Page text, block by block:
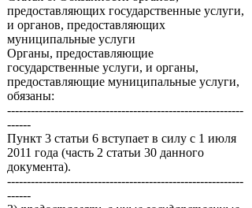
предоставляющих государственные услуги,
и органов, предоставляющих
муниципальные услуги
Органы, предоставляющие
государственные услуги, и органы,
предоставляющие муниципальные услуги,
обязаны:
------------------------------------------------------------
------
Пункт 3 статьи 6 вступает в силу с 1 июля
2011 года (часть 2 статьи 30 данного
документа).
------------------------------------------------------------
------